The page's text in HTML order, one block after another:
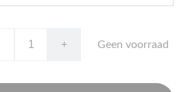
+ Geen voorraad